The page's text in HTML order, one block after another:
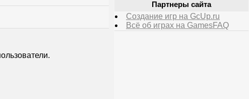
Партнеры сайта
Создание игр на GcUp.ru
Всё об играх на GamesFAQ